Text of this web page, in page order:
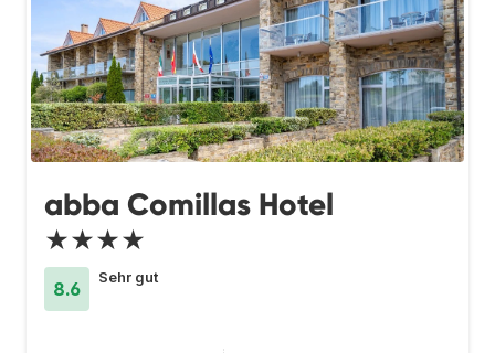
abba Comillas Hotel
★★★★
8.6
Sehr gut